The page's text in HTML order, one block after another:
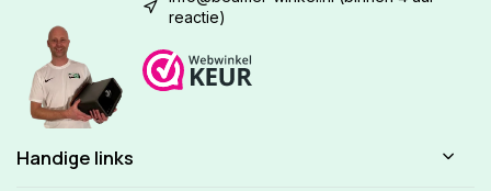
reactie)
Handige links